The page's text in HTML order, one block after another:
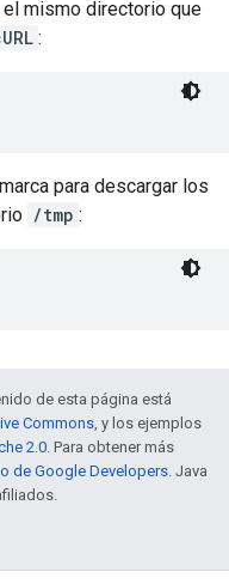
el mismo directorio que
:
para descargar los
/tmp :
de esta página está
Commons, y los ejemplos
2.0. Para obtener más
de Google Developers. Java